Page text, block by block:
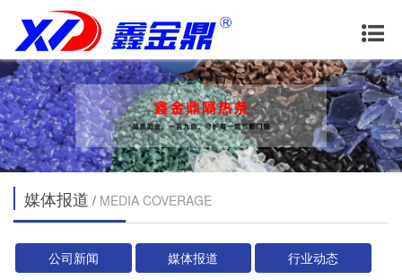
媒体报道 / MEDIA COVERAGE
公司新闻 媒体报道 行业动态